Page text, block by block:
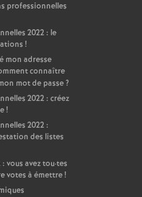
professionnelles
2022 : le
!
mon adresse
connaître
mot de passe?
2022 : créez
!
2022 :
des listes
vous avez tou·tes
votes à émettre!